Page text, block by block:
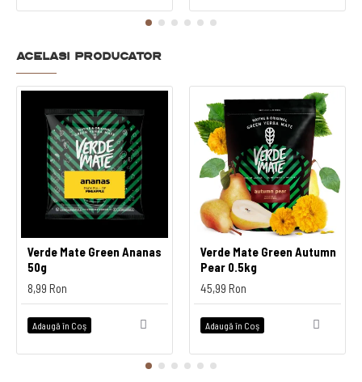
Acelasi producator
Verde Mate Green Ananas
50g
8,99 Ron
Adaugă în Coş
Verde Mate Green Autumn
Pear 0.5kg
45,99 Ron
Adaugă în Coş